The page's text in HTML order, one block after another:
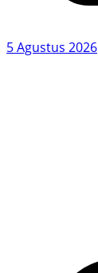
5 Agustus 2026